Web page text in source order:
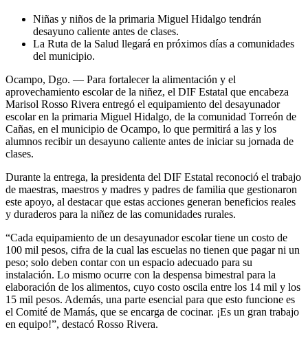
Niñas y niños de la primaria Miguel Hidalgo tendrán
desayuno caliente antes de clases.
La Ruta de la Salud llegará en próximos días a comunidades
del municipio.
Ocampo, Dgo. — Para fortalecer la alimentación y el
aprovechamiento escolar de la niñez, el DIF Estatal que encabeza
Marisol Rosso Rivera entregó el equipamiento del desayunador
escolar en la primaria Miguel Hidalgo, de la comunidad Torreón de
Cañas, en el municipio de Ocampo, lo que permitirá a las y los
alumnos recibir un desayuno caliente antes de iniciar su jornada de
clases.
Durante la entrega, la presidenta del DIF Estatal reconoció el trabajo
de maestras, maestros y madres y padres de familia que gestionaron
este apoyo, al destacar que estas acciones generan beneficios reales
y duraderos para la niñez de las comunidades rurales.
“Cada equipamiento de un desayunador escolar tiene un costo de
100 mil pesos, cifra de la cual las escuelas no tienen que pagar ni un
peso; solo deben contar con un espacio adecuado para su
instalación. Lo mismo ocurre con la despensa bimestral para la
elaboración de los alimentos, cuyo costo oscila entre los 14 mil y los
15 mil pesos. Además, una parte esencial para que esto funcione es
el Comité de Mamás, que se encarga de cocinar. ¡Es un gran trabajo
en equipo!”, destacó Rosso Rivera.